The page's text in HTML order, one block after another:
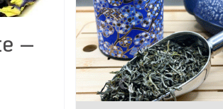
choisies
sur
la
page
du
–